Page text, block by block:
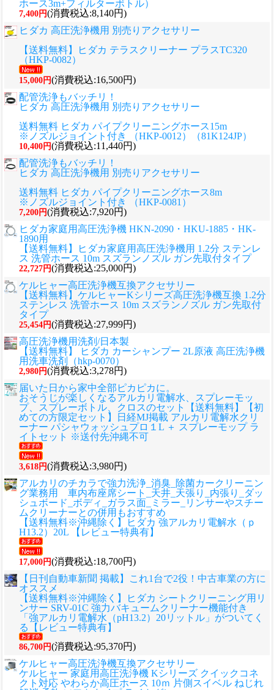
ホース3m+フィルターボトル）
7,400円(消費税込:8,140円)
ヒダカ 高圧洗浄機用 別売りアクセサリー
【送料無料】ヒダカ テラスクリーナー プラスTC320
（HKP-0082）
15,000円(消費税込:16,500円)
配管洗浄もバッチリ！
ヒダカ 高圧洗浄機用 別売りアクセサリー
送料無料 ヒダカ パイプクリーニングホース15m
※ノズルジョイント付き （HKP-0012）（81K124JP）
10,400円(消費税込:11,440円)
配管洗浄もバッチリ！
ヒダカ 高圧洗浄機用 別売りアクセサリー
送料無料 ヒダカ パイプクリーニングホース8m
※ノズルジョイント付き （HKP-0081）
7,200円(消費税込:7,920円)
ヒダカ家庭用高圧洗浄機 HKN-2090・HKU-1885・HK-
1890用
【送料無料】ヒダカ家庭用高圧洗浄機用 1.2分 ステンレ
ス 洗管ホース 10m スズランノズル ガン先取付タイプ
22,727円(消費税込:25,000円)
ケルヒャー高圧洗浄機互換アクセサリー
【送料無料】ケルヒャーKシリーズ高圧洗浄機互換 1.2分
ステンレス 洗管ホース 10m スズランノズル ガン先取付
タイプ
25,454円(消費税込:27,999円)
高圧洗浄機用洗剤/日本製
【送料無料】 ヒダカ カーシャンプー 2L原液 高圧洗浄機
用洗車洗剤（hkp-0070）
2,980円(消費税込:3,278円)
届いた日から家中全部ピカピカに。
おそうじが楽しくなるアルカリ電解水、スプレーモッ
プ、スプレーボトル、クロスのセット
【送料無料】【初
めての方限定セット】日経MJ掲載 アルカリ電解水クリ
ーナー パシャウォッシュプロ１L ＋ スプレーモップ ラ
イトセット ※送付先沖縄不可
3,618円(消費税込:3,980円)
アルカリのチカラで強力洗浄_消臭_除菌カークリーニン
グ業務用 車内布座席シート_天井_天張り_内張り_ダッ
シュボード_ボディ_ガラス面_ミラー_リンサーやスチー
ムクリーナーとの併用もおすすめ
【送料無料※沖縄除く】ヒダカ 強アルカリ電解水（ｐ
H13.2）20L 【レビュー特典有】
17,000円(消費税込:18,700円)
【日刊自動車新聞 掲載】これ1台で2役！中古車業の方に
オススメ
【送料無料※沖縄除く】ヒダカ シートクリーニング用リ
ンサー SRV-01C 強力バキュームクリーナー機能付き
「強アルカリ電解水（pH13.2）20リットル」がついてく
る【レビュー特典有】
86,700円(消費税込:95,370円)
ケルヒャー高圧洗浄機互換アクセサリー
ケルヒャー 家庭用高圧洗浄機 Kシリーズ クイックコネ
クト対応 やわらか高圧ホース 10ｍ 片側スイベル ねじれ